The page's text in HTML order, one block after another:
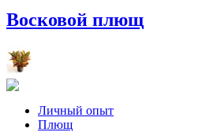
Восковой плющ
Личный опыт
Плющ